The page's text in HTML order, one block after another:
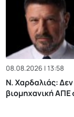
08.08.2026 | 13:58
Ν. Χαρδαλιάς: Δεν
βιομηχανική ΑΠΕ